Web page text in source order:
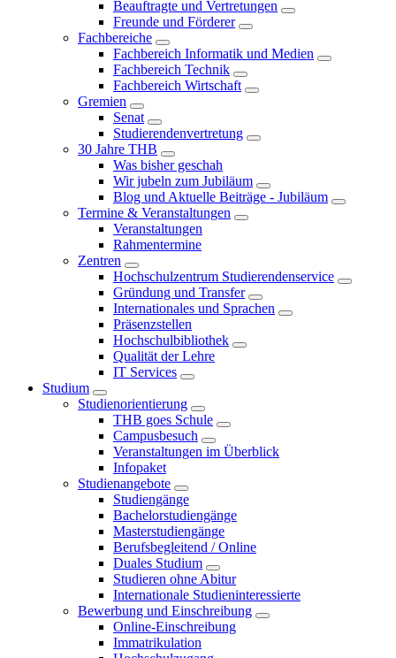
Beauftragte und Vertretungen
Freunde und Förderer
Fachbereiche
Fachbereich Informatik und Medien
Fachbereich Technik
Fachbereich Wirtschaft
Gremien
Senat
Studierendenvertretung
30 Jahre THB
Was bisher geschah
Wir jubeln zum Jubiläum
Blog und Aktuelle Beiträge - Jubiläum
Termine & Veranstaltungen
Veranstaltungen
Rahmentermine
Zentren
Hochschulzentrum Studierendenservice
Gründung und Transfer
Internationales und Sprachen
Präsenzstellen
Hochschulbibliothek
Qualität der Lehre
IT Services
Studium
Studienorientierung
THB goes Schule
Campusbesuch
Veranstaltungen im Überblick
Infopaket
Studienangebote
Studiengänge
Bachelorstudiengänge
Masterstudiengänge
Berufsbegleitend / Online
Duales Studium
Studieren ohne Abitur
Internationale Studieninteressierte
Bewerbung und Einschreibung
Online-Einschreibung
Immatrikulation